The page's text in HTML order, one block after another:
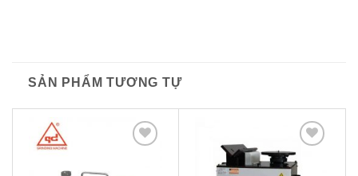
SẢN PHẨM TƯƠNG TỰ
Thêm